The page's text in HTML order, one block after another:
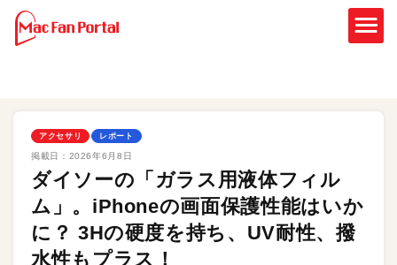
アクセサリ レポート
掲載日： 2026年6月8日
ダイソーの「ガラス用液体フィル
ム」。iPhoneの画面保護性能はいか
に？ 3Hの硬度を持ち、UV耐性、撥
水性もプラス！